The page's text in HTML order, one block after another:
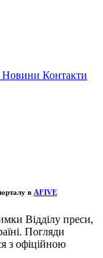
Новини Контакти
в AFIVE
Відділу преси,
Погляди
з офіційною